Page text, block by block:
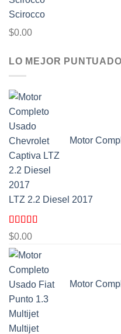
Scirocco
$0.00
LO MEJOR PUNTUADO
Motor
LTZ 2.2 Diesel 2017
Valorado
con5.00
5
$0.00
Motor
Multijet